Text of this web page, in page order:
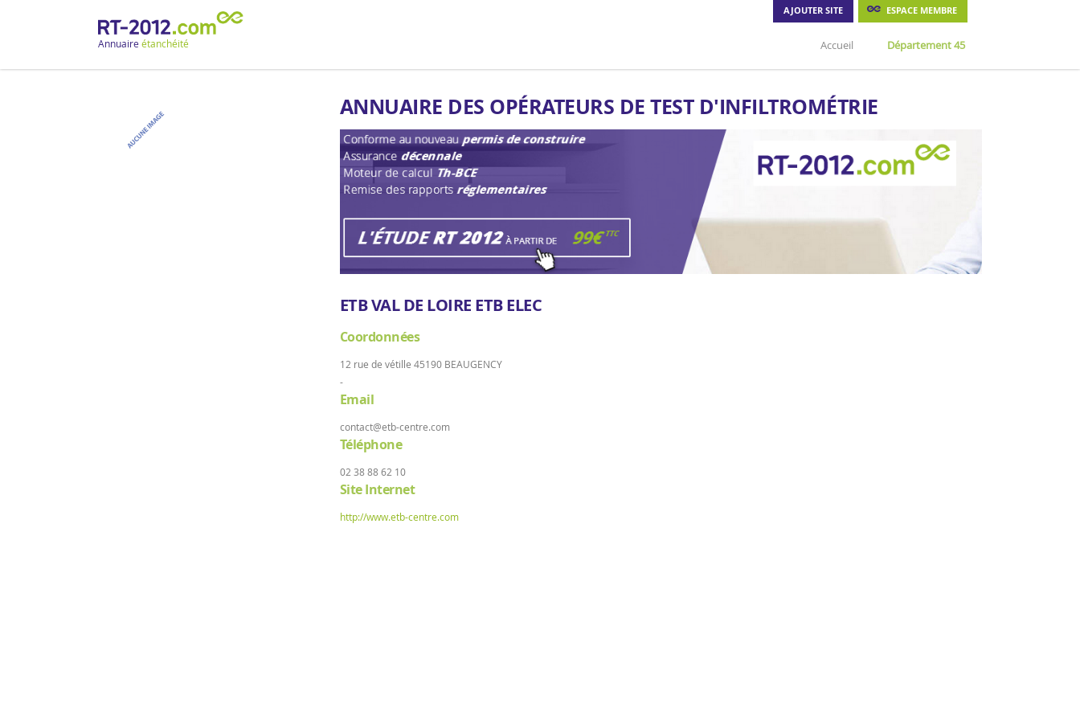
AJOUTER SITE ESPACE MEMBRE
Annuaire étanchéité Accueil Département 45
ANNUAIRE DES OPÉRATEURS DE TEST D'INFILTROMÉTRIE
ETB VAL DE LOIRE ETB ELEC
Coordonnées
12 rue de vétille 45190 BEAUGENCY
-
Email
contact@etb-centre.com
Téléphone
02 38 88 62 10
Site Internet
http://www.etb-centre.com